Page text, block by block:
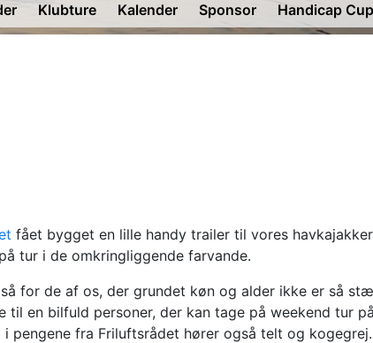
Klubture Kalender Sponsor Handicap Cup
fået bygget en lille handy trailer til vores
tur i de omkringliggende farvande.
for de af os, der grundet køn og alder ikke er så
en bilfuld personer, der kan tage på weekend tur på
pengene fra Friluftsrådet hører også telt og kogegrej.